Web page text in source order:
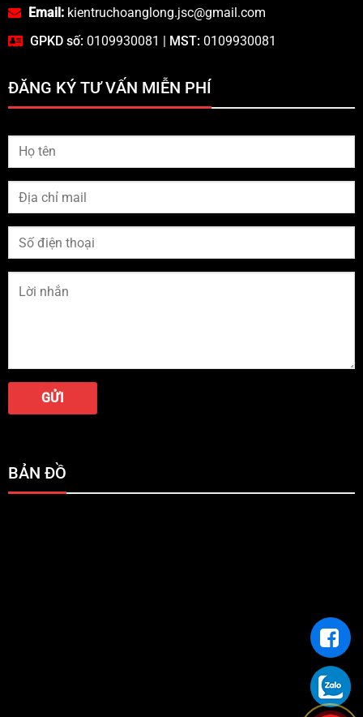
Email: kientruchoanglong.jsc@gmail.com
GPKD số: 0109930081 | MST: 0109930081
ĐĂNG KÝ TƯ VẤN MIỄN PHÍ
BẢN ĐỒ